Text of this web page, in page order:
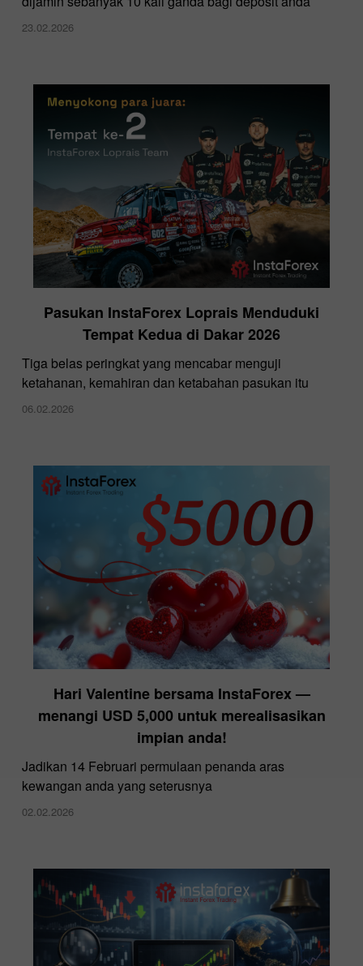
23.02.2026
Pasukan InstaForex Loprais Menduduki
Tempat Kedua di Dakar 2026
Tiga belas peringkat yang mencabar menguji
ketahanan, kemahiran dan ketabahan pasukan itu
06.02.2026
Hari Valentine bersama InstaForex —
menangi USD 5,000 untuk merealisasikan
impian anda!
Jadikan 14 Februari permulaan penanda aras
kewangan anda yang seterusnya
02.02.2026